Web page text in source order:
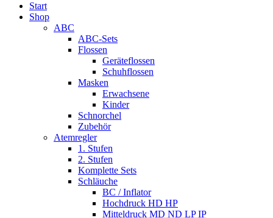
Start
Shop
ABC
ABC-Sets
Flossen
Geräteflossen
Schuhflossen
Masken
Erwachsene
Kinder
Schnorchel
Zubehör
Atemregler
1. Stufen
2. Stufen
Komplette Sets
Schläuche
BC / Inflator
Hochdruck HD HP
Mitteldruck MD ND LP IP